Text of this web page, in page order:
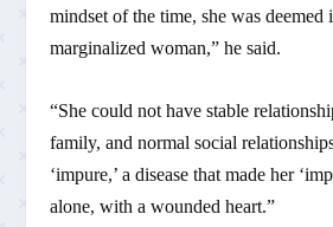
mindset of the time, she was deemed
marginalized woman,” he said.
“She could not have stable
family, and normal social
‘impure,’ a disease that made her
alone, with a wounded heart.”